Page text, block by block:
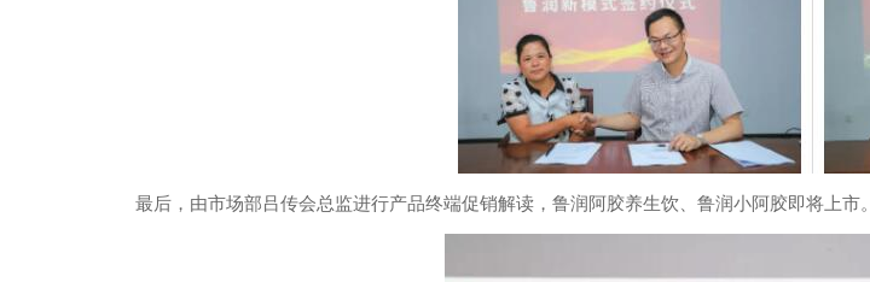
最后，由市场部吕传会总监进行产品终端促销解读，鲁润阿胶养生饮、鲁润小阿胶即将上市。